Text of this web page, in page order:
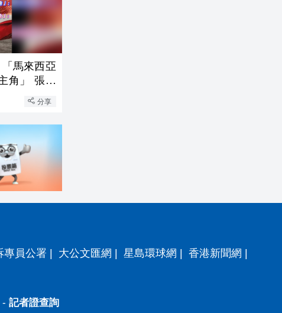
馬來西亞
角」 張振
分享
專員公署 大公文匯網 星島環球網 香港新聞網
- 記者證查詢